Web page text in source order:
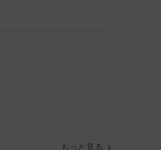
もっと見る